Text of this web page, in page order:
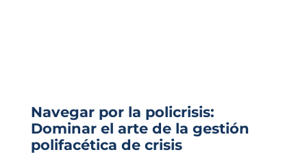
Navegar por la policrisis:
Dominar el arte de la gestión
polifacética de crisis